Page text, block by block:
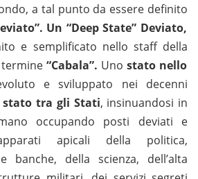
a tal punto da essere definito
Un “Deep State” Deviato,
e semplificato nello staff della
“Cabala”. Uno stato nello
e sviluppato nei decenni
stato tra gli Stati, insinuandosi in
occupando posti deviati e
apicali della politica,
banche, della scienza, dell’alta